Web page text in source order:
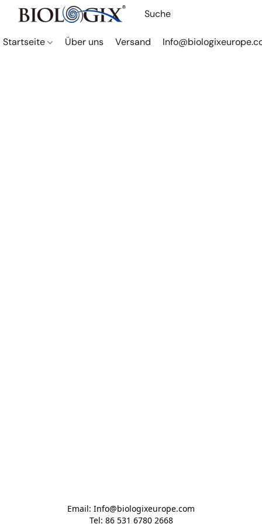
Startseite Über uns Versand
Email: Info@biologixeurope.com
Tel: 86 531 6780 2668